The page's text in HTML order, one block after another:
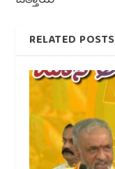
RELATED POSTS